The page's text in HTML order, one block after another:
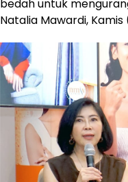
bedah untuk
Natalia Mawardi, Kamis